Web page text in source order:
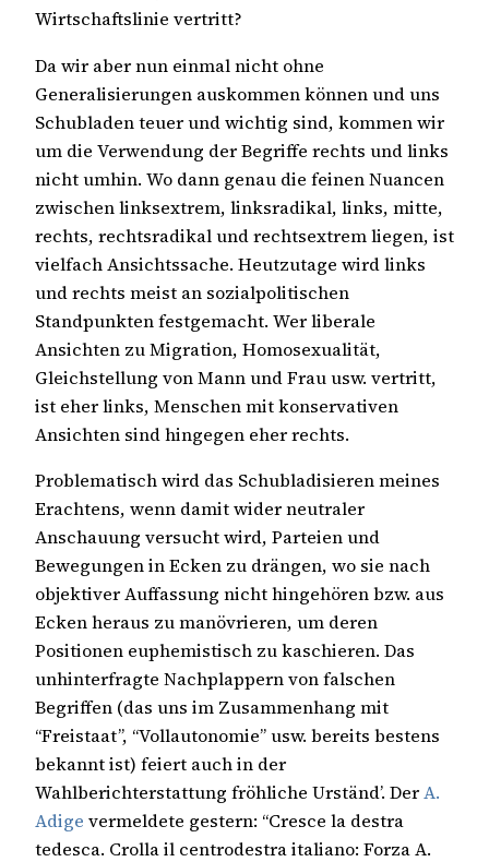
Wirtschaftslinie vertritt?
Da wir aber nun einmal nicht ohne
Generalisierungen auskommen können und uns
Schubladen teuer und wichtig sind, kommen wir
um die Verwendung der Begriffe rechts und links
nicht umhin. Wo dann genau die feinen Nuancen
zwischen linksextrem, linksradikal, links, mitte,
rechts, rechtsradikal und rechtsextrem liegen, ist
vielfach Ansichtssache. Heutzutage wird links
und rechts meist an sozialpolitischen
Standpunkten festgemacht. Wer liberale
Ansichten zu Migration, Homosexualität,
Gleichstellung von Mann und Frau usw. vertritt,
ist eher links, Menschen mit konservativen
Ansichten sind hingegen eher rechts.
Problematisch wird das Schubladisieren meines
Erachtens, wenn damit wider neutraler
Anschauung versucht wird, Parteien und
Bewegungen in Ecken zu drängen, wo sie nach
objektiver Auffassung nicht hingehören bzw. aus
Ecken heraus zu manövrieren, um deren
Positionen euphemistisch zu kaschieren. Das
unhinterfragte Nachplappern von falschen
Begriffen (das uns im Zusammenhang mit
“Freistaat”, “Vollautonomie” usw. bereits bestens
bekannt ist) feiert auch in der
Wahlberichterstattung fröhliche Urständ’. DerA.
Adige vermeldete gestern: “Cresce la destra
tedesca. Crolla il centrodestra italiano: Forza A.